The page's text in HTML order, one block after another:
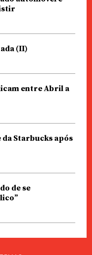
(II)
entre Abril a
da Starbucks após
de se